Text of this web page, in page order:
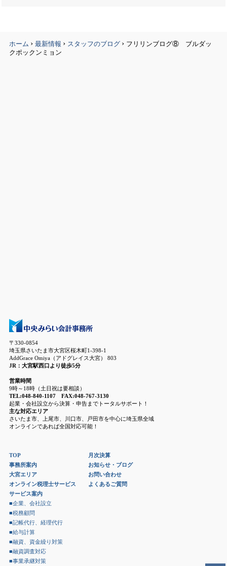
ホーム › 最新情報 › スタッフのブログ › フリリンブログ⑧ ブルダッ
クポックンミョン
〒330-0854
埼玉県さいたま市大宮区桜木町1-398-1
AddGrace Omiya（アドグレイス大宮） 803
JR：大宮駅西口より徒歩5分
営業時間
9時～18時（土日祝は要相談）
TEL:048-840-1107 FAX:048-767-3130
起業・会社設立から決算・申告までトータルサポート！
主な対応エリア
さいたま市、上尾市、川口市、戸田市を中心に埼玉県全域
オンラインであれば全国対応可能！
TOP
事務所案内
大宮エリア
オンライン税理士サービス
サービス案内
■企業、会社設立
■税務顧問
■記帳代行、経理代行
■給与計算
■融資、資金繰り対策
■融資調査対応
■事業承継対策
月次決算
お知らせ・ブログ
お問い合わせ
よくあるご質問